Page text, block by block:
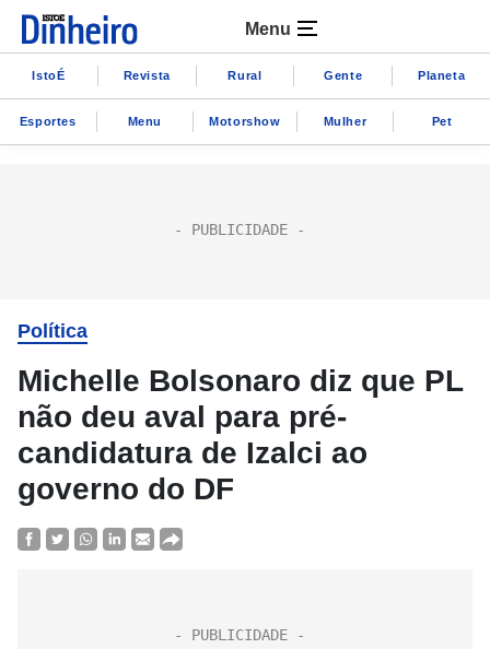
Menu
IstoÉ Revista Rural Gente Planeta
Esportes Menu Motorshow Mulher Pet
Política
Michelle Bolsonaro diz que PL
não deu aval para pré-
candidatura de Izalci ao
governo do DF